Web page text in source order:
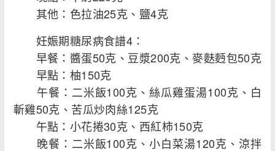
其他：色拉油25克、鹽4克
妊娠期糖尿病食譜4：
早餐：醬蛋50克、豆漿200克、麥麩麪包50克
早點：柚150克
午餐：二米飯100克、絲瓜雞蛋湯100克、白
斬雞50克、苦瓜炒肉絲125克
午點：小花捲30克、西紅柿150克
晚餐：二米飯100克、小白菜湯120克、涼拌